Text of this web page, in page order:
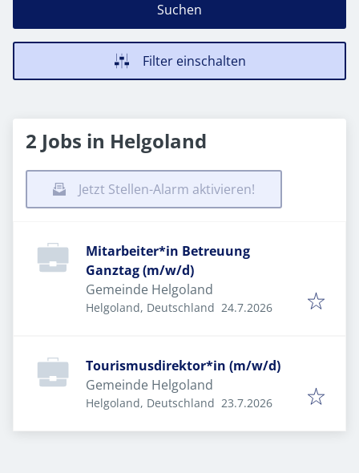
Suchen
Filter einschalten
2 Jobs in Helgoland
Jetzt Stellen-Alarm aktivieren!
Mitarbeiter*in Betreuung
Ganztag (m/w/d)
Gemeinde Helgoland
Helgoland, Deutschland Veröffentlicht
24.7.2026
Tourismusdirektor*in (m/w/d)
Gemeinde Helgoland
Helgoland, Deutschland Veröffentlicht
23.7.2026